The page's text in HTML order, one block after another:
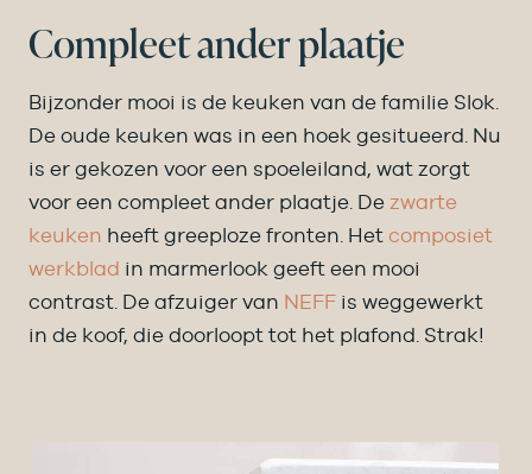
Compleet ander plaatje
Bijzonder mooi is de keuken van de familie Slok.
De oude keuken was in een hoek gesitueerd. Nu
is er gekozen voor een spoeleiland, wat zorgt
voor een compleet ander plaatje. De zwarte
keuken heeft greeploze fronten. Het composiet
werkblad in marmerlook geeft een mooi
contrast. De afzuiger van NEFF is weggewerkt
in de koof, die doorloopt tot het plafond. Strak!